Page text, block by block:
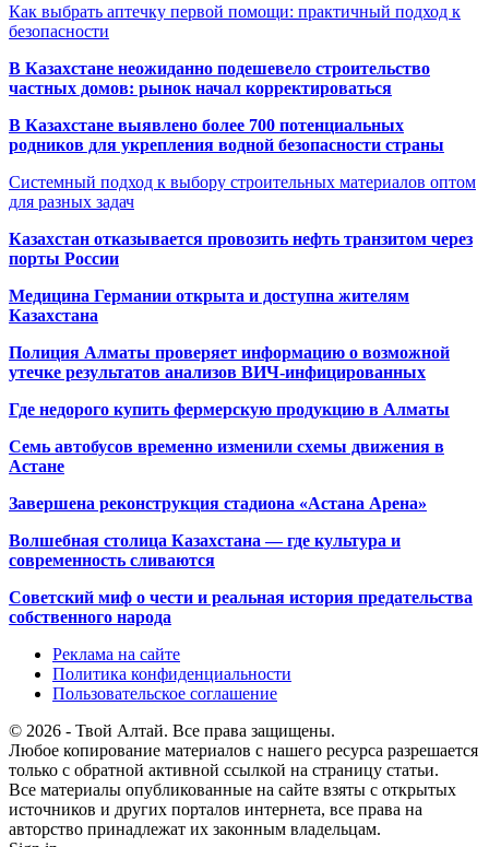
Как выбрать аптечку первой помощи: практичный подход к
безопасности
В Казахстане неожиданно подешевело строительство
частных домов: рынок начал корректироваться
В Казахстане выявлено более 700 потенциальных
родников для укрепления водной безопасности страны
Системный подход к выбору строительных материалов оптом
для разных задач
Казахстан отказывается провозить нефть транзитом через
порты России
Медицина Германии открыта и доступна жителям
Казахстана
Полиция Алматы проверяет информацию о возможной
утечке результатов анализов ВИЧ-инфицированных
Где недорого купить фермерскую продукцию в Алматы
Семь автобусов временно изменили схемы движения в
Астане
Завершена реконструкция стадиона «Астана Арена»
Волшебная столица Казахстана — где культура и
современность сливаются
Советский миф о чести и реальная история предательства
собственного народа
Реклама на сайте
Политика конфиденциальности
Пользовательское соглашение
© 2026 - Твой Алтай. Все права защищены.
Любое копирование материалов с нашего ресурса разрешается
только с обратной активной ссылкой на страницу статьи.
Все материалы опубликованные на сайте взяты с открытых
источников и других порталов интернета, все права на
авторство принадлежат их законным владельцам.